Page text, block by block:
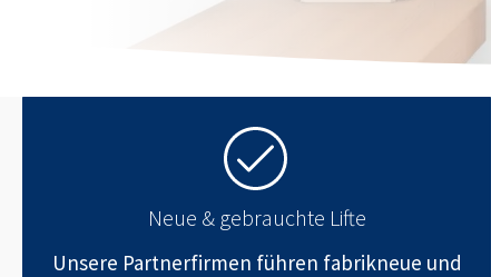
Neue & gebrauchte Lifte
Unsere Partnerfirmen führen fabrikneue und